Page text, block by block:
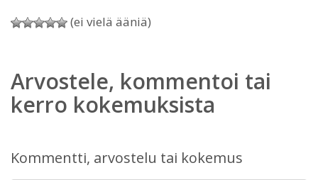
(ei vielä ääniä)
Arvostele, kommentoi tai
kerro kokemuksista
Kommentti, arvostelu tai kokemus